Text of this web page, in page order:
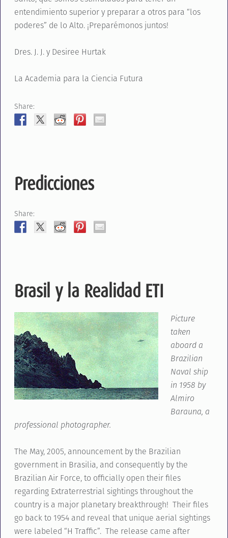
entendimiento superior y preparar a otros para “los
poderes” de lo Alto. ¡Preparémonos juntos!
Dres. J. J. y Desiree Hurtak
La Academia para la Ciencia Futura
Share:
Predicciones
Share:
Brasil y la Realidad ETI
Picture
taken
aboard a
Brazilian
Naval ship
in 1958 by
Almiro
Barauna, a
professional photographer.
The May, 2005, announcement by the Brazilian
government in Brasilia, and consequently by the
Brazilian Air Force, to officially open their files
regarding Extraterrestrial sightings throughout the
country is a major planetary breakthrough! Their files
go back to 1954 and reveal that unique aerial sightings
were labeled “H Traffic”. The release came after